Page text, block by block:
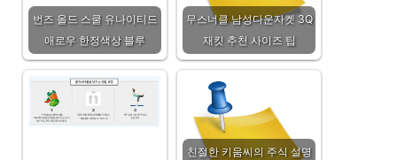
번즈 올드 스쿨 유나이티드
애로우 한정색상 블루
무스너클 남성다운자켓 3Q
재킷 추천 사이즈 팁
친절한 키움씨의 주식 설명